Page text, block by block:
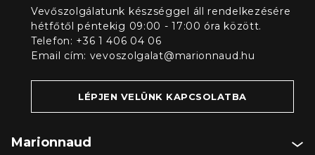
Vevőszolgálatunk készséggel áll rendelkezésére
hétfőtől péntekig 09:00 - 17:00 óra között.
Telefon: +36 1 406 04 06
Email cím: vevoszolgalat@marionnaud.hu
LÉPJEN VELÜNK KAPCSOLATBA
Marionnaud